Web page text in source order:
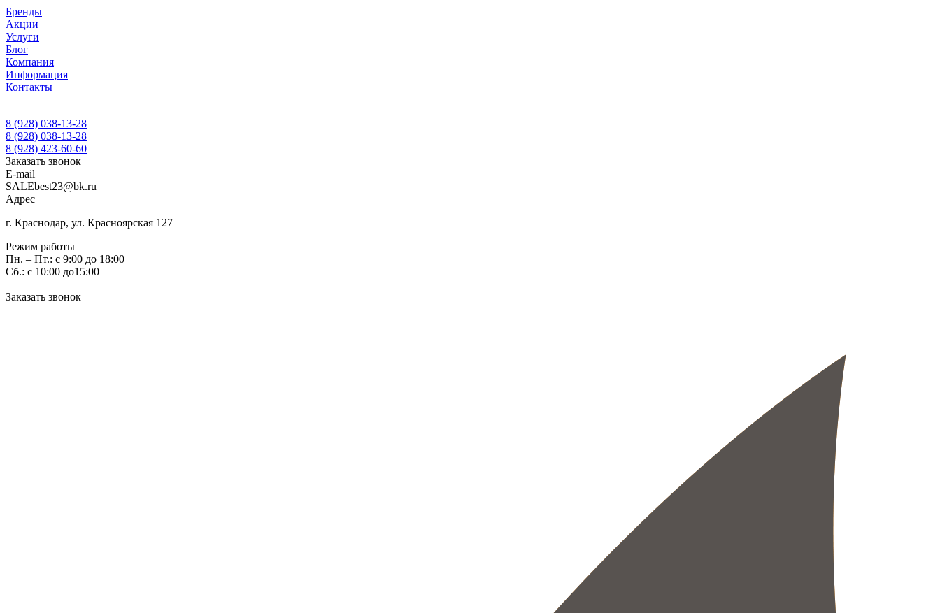
Бренды
Акции
Услуги
Блог
Компания
Информация
Контакты
8 (928) 038-13-28
8 (928) 038-13-28
8 (928) 423-60-60
Заказать звонок
E-mail
SALEbest23@bk.ru
Адрес
г. Краснодар, ул. Красноярская 127
Режим работы
Пн. – Пт.: с 9:00 до 18:00
Сб.: с 10:00 до15:00
Заказать звонок